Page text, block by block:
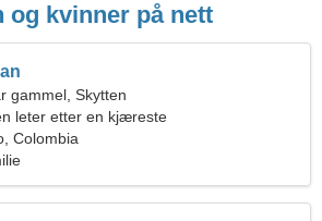
og kvinner på nett
gammel, Skytten
leter etter en kjæreste
Colombia